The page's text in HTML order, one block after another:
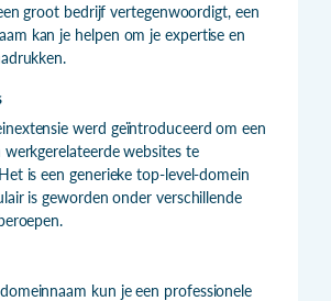
groot bedrijf vertegenwoordigt, een
kan je helpen om je expertise en
werd geïntroduceerd om een
werkgerelateerde websites te
is een generieke top-level-domein
is geworden onder verschillende
kun je een professionele